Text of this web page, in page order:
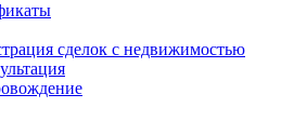
сделок с недвижимостью